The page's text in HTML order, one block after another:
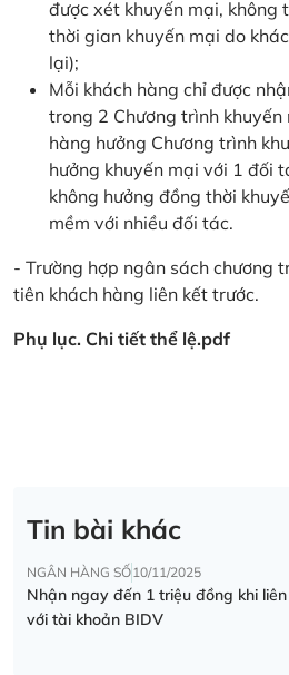
được xét khuyến mại, không
thời gian khuyến mại do
lại);
Mỗi khách hàng chỉ được
trong 2 Chương trình khuyến
hàng hưởng Chương trình
hưởng khuyến mại với 1 đối
không hưởng đồng thời
mềm với nhiều đối tác.
- Trường hợp ngân sách chương
tiên khách hàng liên kết trước.
Phụ lục. Chi tiết thể lệ.pdf
Tin bài khác
NGÂN HÀNG SỐ10/11/2025
Nhận ngay đến 1 triệu đồng khi
với tài khoản BIDV